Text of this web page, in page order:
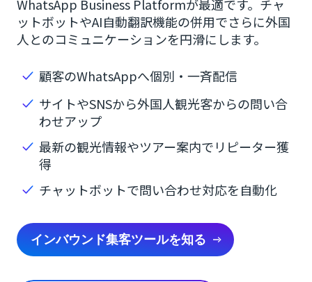
WhatsApp Business Platformが最適です。チャ
ットボットやAI自動翻訳機能の併用でさらに外国
人とのコミュニケーションを円滑にします。
顧客のWhatsAppへ個別・一斉配信
サイトやSNSから外国人観光客からの問い合
わせアップ
最新の観光情報やツアー案内でリピーター獲
得
チャットボットで問い合わせ対応を自動化
インバウンド集客ツールを知る